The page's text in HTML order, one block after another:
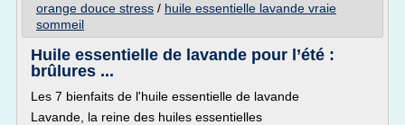
orange douce stress / huile essentielle lavande vraie
sommeil
Huile essentielle de lavande pour l’été :
brûlures ...
Les 7 bienfaits de l'huile essentielle de lavande
Lavande, la reine des huiles essentielles